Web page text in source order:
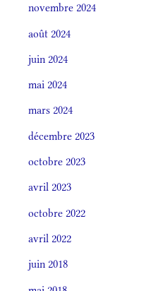
novembre 2024
août 2024
juin 2024
mai 2024
mars 2024
décembre 2023
octobre 2023
avril 2023
octobre 2022
avril 2022
juin 2018